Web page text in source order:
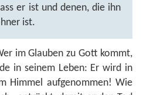
er ist und denen, die ihn
ist.
im Glauben zu Gott kommt,
in seinem Leben: Er wird in
Himmel aufgenommen! Wie